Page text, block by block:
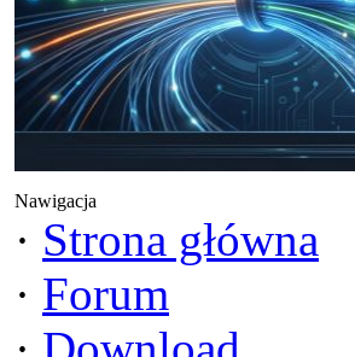
Nawigacja
· Strona główna
· Forum